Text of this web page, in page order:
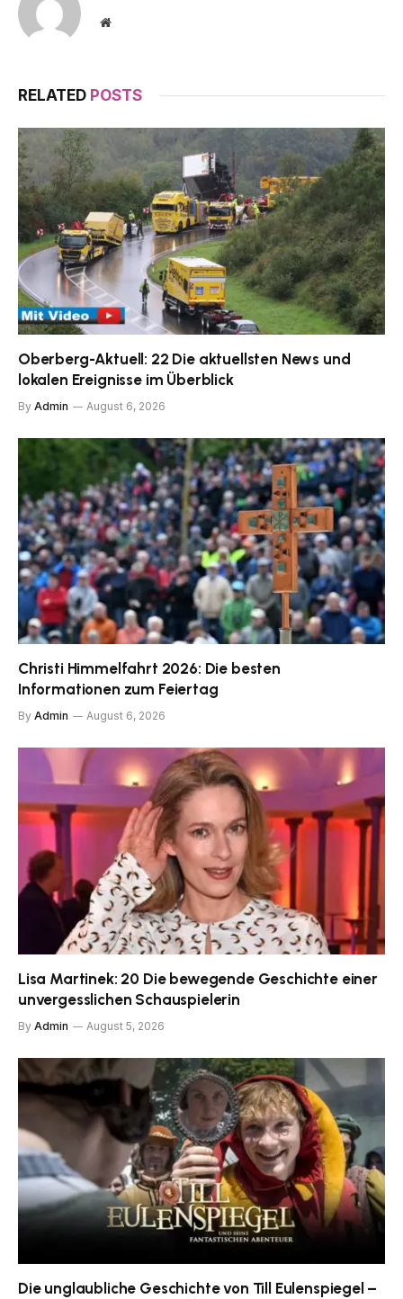
Website
RELATED POSTS
Oberberg-Aktuell: 22 Die aktuellsten News und
lokalen Ereignisse im Überblick
By Admin August 6, 2026
Christi Himmelfahrt 2026: Die besten
Informationen zum Feiertag
By Admin August 6, 2026
Lisa Martinek: 20 Die bewegende Geschichte einer
unvergesslichen Schauspielerin
By Admin August 5, 2026
Die unglaubliche Geschichte von Till Eulenspiegel –